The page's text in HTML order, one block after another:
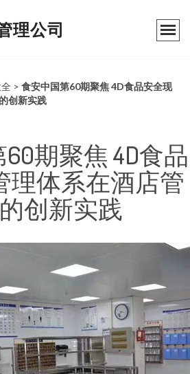
理公司
> 食安中国第60期聚焦 4D食品安全现
创新实践
期聚焦 4D食品
理体系在酒店管
创新实践